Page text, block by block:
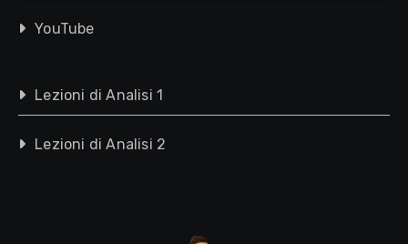
YouTube
Lezioni di Analisi 1
Lezioni di Analisi 2